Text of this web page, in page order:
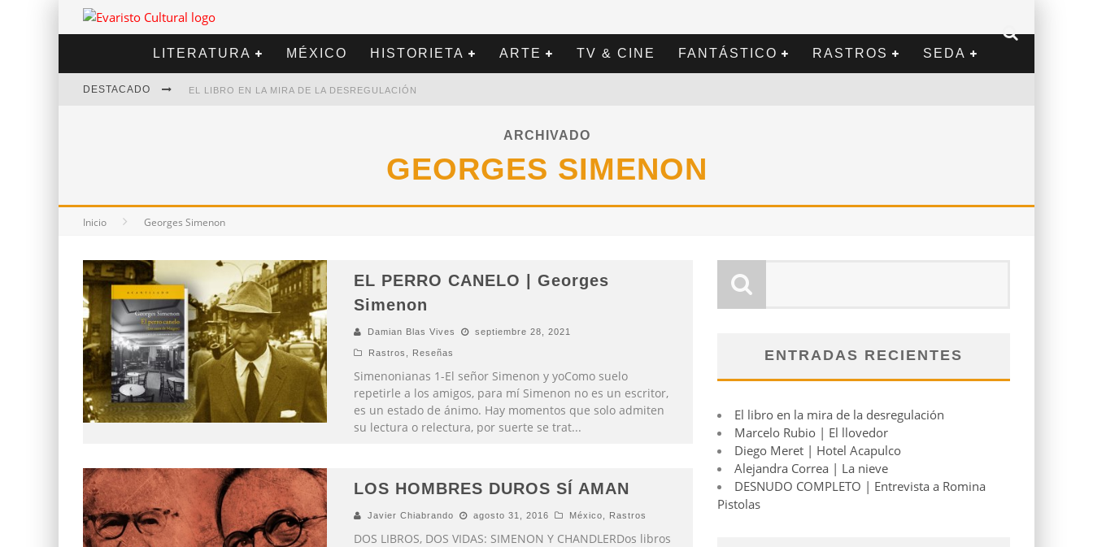
LITERATURA MÉXICO HISTORIETA ARTE TV & CINE FANTÁSTICO RASTROS SEDA
DESTACADO EL LIBRO EN LA MIRA DE LA DESREGULACIÓN
ARCHIVADO
GEORGES SIMENON
Inicio Georges Simenon
EL PERRO CANELO | Georges
Simenon
Damian Blas Vives septiembre 28, 2021
Rastros Reseñas
Simenonianas 1-El señor Simenon y yoComo suelo
repetirle a los amigos, para mí Simenon no es un escritor,
es un estado de ánimo. Hay momentos que solo admiten
su lectura o relectura, por suerte se trat...
LOS HOMBRES DUROS SÍ AMAN
Javier Chiabrando agosto 31, 2016 México Rastros
DOS LIBROS, DOS VIDAS: SIMENON Y CHANDLERDos libros
ENTRADAS RECIENTES
El libro en la mira de la desregulación
Marcelo Rubio | El llovedor
Diego Meret | Hotel Acapulco
Alejandra Correa | La nieve
DESNUDO COMPLETO | Entrevista a Romina
Pistolas